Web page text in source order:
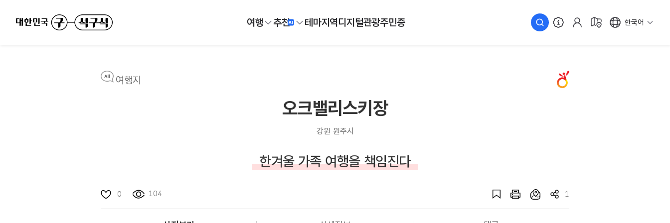
여행 추천 테마지역디지털관광주민증 한국어
여행지
오크밸리스키장
강원 원주시
한겨울 가족 여행을 책임진다
0 104 1